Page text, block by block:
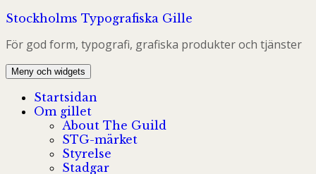
Hoppa
innehåll
Stockholms Typografiska Gille
För god form, typografi, grafiska produkter och tjänster
Meny och widgets
Startsidan
Om gillet
About The Guild
STG-märket
Styrelse
Stadgar